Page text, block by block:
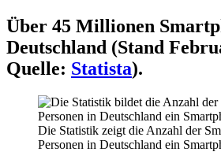
Über 45 Millionen
Deutschland (Stand
Quelle: Statista).
Die Statistik zeigt die Anzahl der
Personen in Deutschland ein